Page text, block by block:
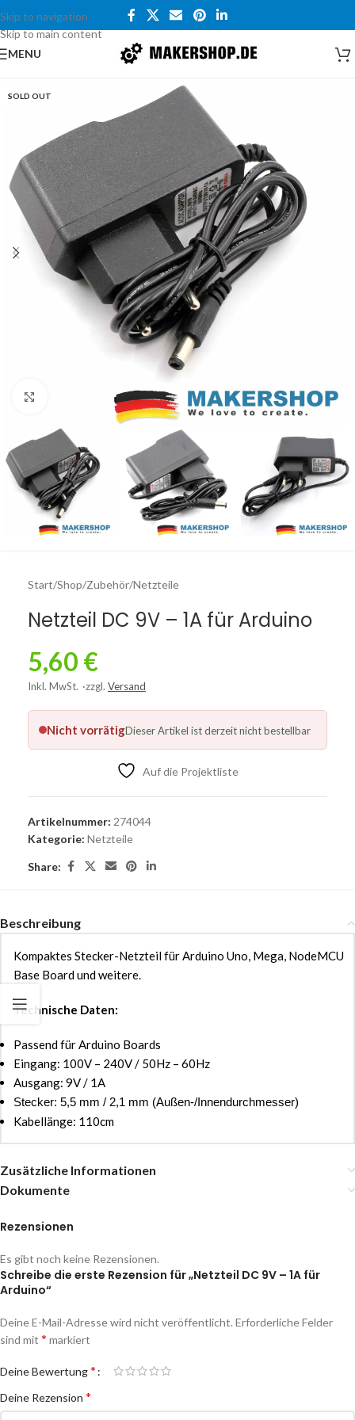
Skip to navigation
Skip to main content
MENU
SOLD OUT
Click to enlarge
Start/Shop/Zubehör/Netzteile
Netzteil DC 9V – 1A für Arduino
5,60 €
Inkl. MwSt. zzgl. Versand
Nicht vorrätigDieser Artikel ist derzeit nicht bestellbar
Auf die Projektliste
Artikelnummer: 274044
Kategorie: Netzteile
Share:
Beschreibung
Kompaktes Stecker-Netzteil für Arduino Uno, Mega, NodeMCU
Base Board und weitere.
Technische Daten:
Passend für Arduino Boards
Eingang: 100V – 240V / 50Hz – 60Hz
Ausgang: 9V / 1A
Stecker: 5,5 mm / 2,1 mm (Außen-/Innendurchmesser)
Kabellänge: 110cm
Zusätzliche Informationen
Dokumente
Rezensionen
Es gibt noch keine Rezensionen.
Schreibe die erste Rezension für „Netzteil DC 9V – 1A für
Arduino“
Deine E-Mail-Adresse wird nicht veröffentlicht. Erforderliche Felder
sind mit * markiert
Deine Bewertung*
Deine Rezension *